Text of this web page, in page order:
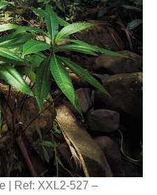
| Ref: XXL2-527 –